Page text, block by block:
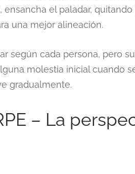
el paladar, quitando
una mejor alineación.
según cada persona, pero
molestia inicial cuando
gradualmente.
– La